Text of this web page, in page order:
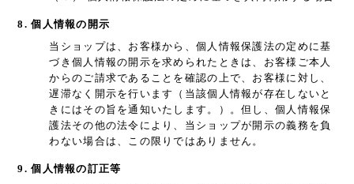
8. 個人情報の開示
当ショップは、お客様から、個人情報保護法の定めに基
づき個人情報の開示を求められたときは、お客様ご本人
からのご請求であることを確認の上で、お客様に対し、
遅滞なく開示を行います（当該個人情報が存在しないと
きにはその旨を通知いたします。）。但し、個人情報保
護法その他の法令により、当ショップが開示の義務を負
わない場合は、この限りではありません。
9. 個人情報の訂正等